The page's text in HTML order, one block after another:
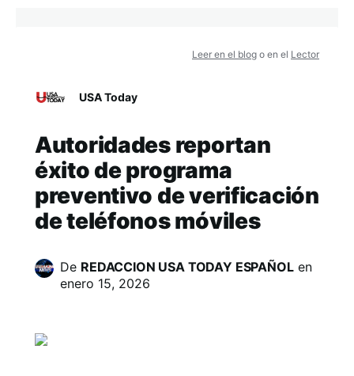
Leer en el blog o en el Lector
USA Today
Autoridades reportan
éxito de programa
preventivo de verificación
de teléfonos móviles
De REDACCION USA TODAY ESPAÑOLen
enero 15, 2026